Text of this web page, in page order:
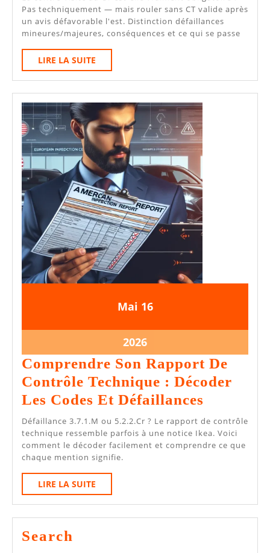
Visite
Est-
Obligatoire
?
La
Réponse
Claire
Pas techniquement — mais rouler sans CT valide après
un avis défavorable l'est. Distinction défaillances
mineures/majeures, conséquences et ce qui se passe
LIRE LA SUITE
LA
SUITE
Mai16
2026
1616
202616
mai
2026
Comprendre Son Rapport De
Contrôle Technique : Décoder
Les Codes Et Défaillances
Son
Rapport
De
:
Défaillance 3.7.1.M ou 5.2.2.Cr ? Le rapport de contrôle
technique ressemble parfois à une notice Ikea. Voici
comment le décoder facilement et comprendre ce que
chaque mention signifie.
LIRE LA SUITE
LA
Search